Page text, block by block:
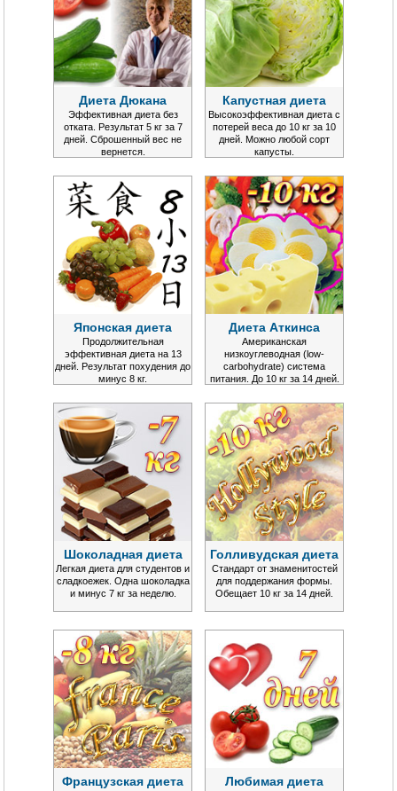
Диета Дюкана
Эффективная диета без
отката. Результат 5 кг за 7
дней. Сброшенный вес не
вернется.
Капустная диета
Высокоэффективная диета с
потерей веса до 10 кг за 10
дней. Можно любой сорт
капусты.
Японская диета
Продолжительная
эффективная диета на 13
дней. Результат похудения до
минус 8 кг.
Диета Аткинса
Американская
низкоуглеводная (low-
carbohydrate) система
питания. До 10 кг за 14 дней.
Шоколадная диета
Легкая диета для студентов и
сладкоежек. Одна шоколадка
и минус 7 кг за неделю.
Голливудская диета
Стандарт от знаменитостей
для поддержания формы.
Обещает 10 кг за 14 дней.
Французская диета Любимая диета